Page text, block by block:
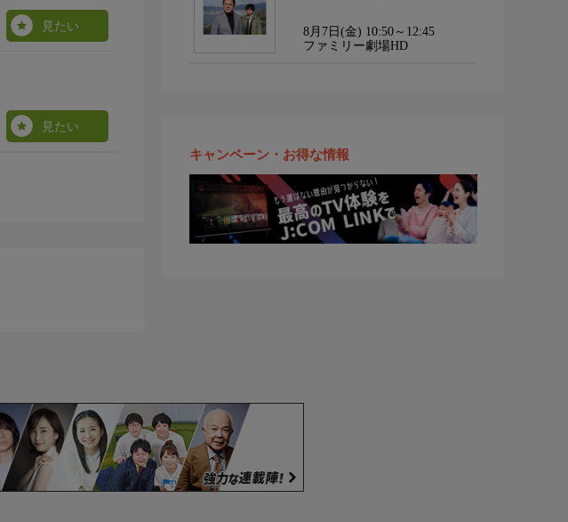
見たい
見たい
8月7日(金) 10:50～12:45
ファミリー劇場HD
キャンペーン・お得な情報